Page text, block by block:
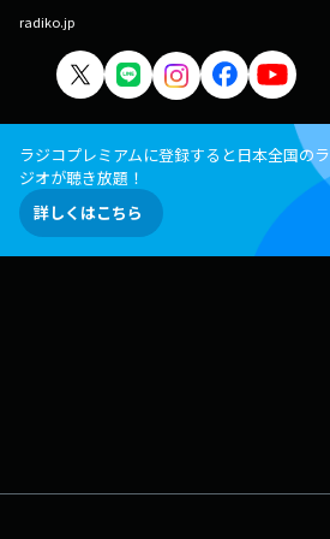
radiko.jp
ラジコプレミアムに登録すると日本全国のラ
ジオが聴き放題！
詳しくはこちら